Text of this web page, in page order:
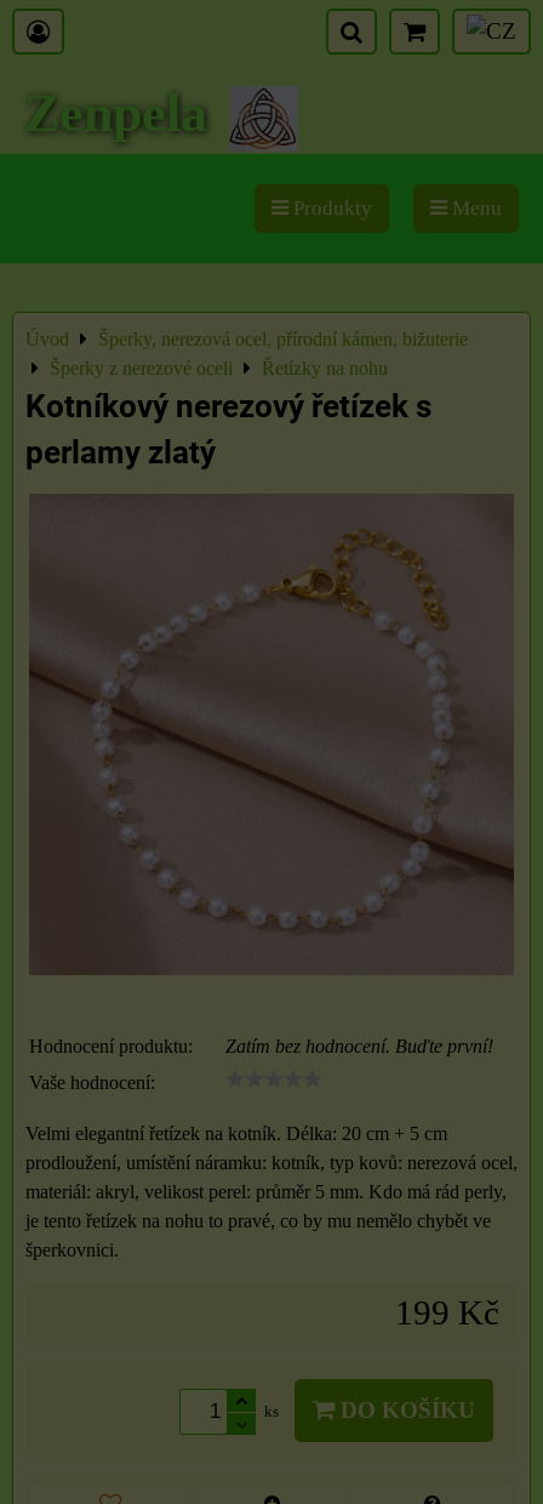
Zenpela
Produkty Menu
Úvod
Šperky, nerezová ocel, přírodní kámen, bižuterie
Šperky z nerezové oceli
Řetízky na nohu
Kotníkový nerezový řetízek s
perlamy zlatý
Hodnocení produktu:
Zatím bez hodnocení. Buďte první!
Vaše hodnocení:
Velmi elegantní řetízek na kotník. Délka: 20 cm + 5 cm
prodloužení, umístění náramku: kotník, typ kovů: nerezová ocel,
materiál: akryl, velikost perel: průměr 5 mm. Kdo má rád perly,
je tento řetízek na nohu to pravé, co by mu nemělo chybět ve
šperkovnici.
199 Kč
ks DO KOŠÍKU